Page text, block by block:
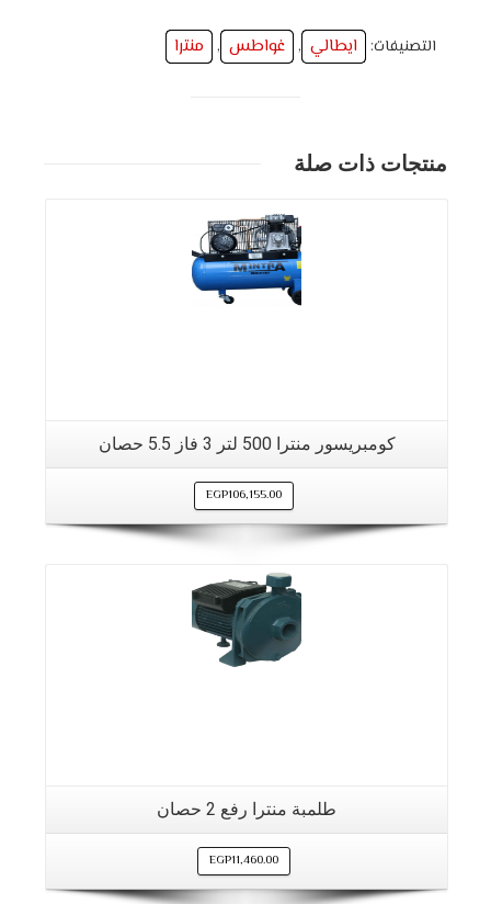
التصنيفات: ايطالي , غواطس , منترا
منتجات ذات صلة
كومبريسور منترا 500 لتر 3 فاز 5.5 حصان
EGP106,155.00
طلمبة منترا رفع 2 حصان
EGP11,460.00